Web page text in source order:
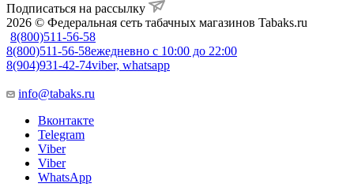
Подписаться на рассылку
2026 © Федеральная сеть табачных магазинов Tabaks.ru
8(800)511-56-58
8(800)511-56-58ежедневно с 10:00 до 22:00
8(904)931-42-74viber, whatsapp
info@tabaks.ru
Вконтакте
Telegram
Viber
Viber
WhatsApp